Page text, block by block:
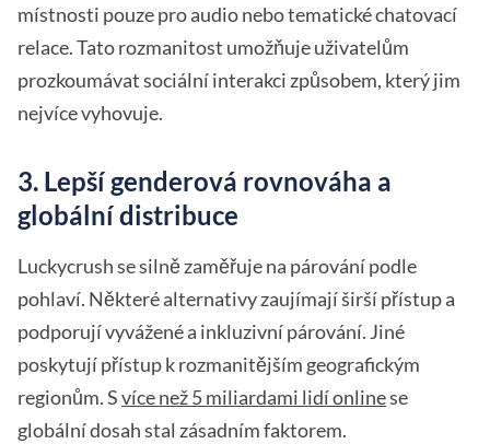
místnosti pouze pro audio nebo tematické chatovací
relace. Tato rozmanitost umožňuje uživatelům
prozkoumávat sociální interakci způsobem, který jim
nejvíce vyhovuje.
3. Lepší genderová rovnováha a
globální distribuce
Luckycrush se silně zaměřuje na párování podle
pohlaví. Některé alternativy zaujímají širší přístup a
podporují vyvážené a inkluzivní párování. Jiné
poskytují přístup k rozmanitějším geografickým
regionům. Svíce než 5 miliardami lidí onlinese
globální dosah stal zásadním faktorem.